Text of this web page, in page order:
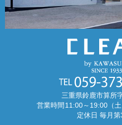
三重県鈴鹿市算所
営業時間11:00～19:00（
定休日 毎月第